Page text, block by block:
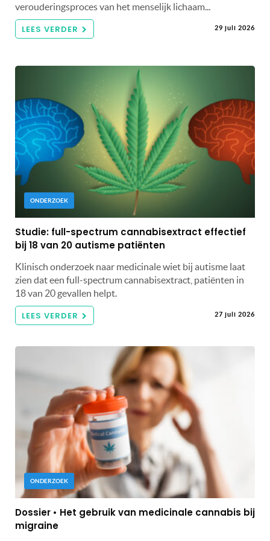
verouderingsproces van het menselijk lichaam...
LEES VERDER 29 juli 2026
ONDERZOEK
Studie: full-spectrum cannabisextract effectief
bij 18 van 20 autisme patiënten
Klinisch onderzoek naar medicinale wiet bij autisme laat
zien dat een full-spectrum cannabisextract, patiënten in
18 van 20 gevallen helpt.
LEES VERDER 27 juli 2026
ONDERZOEK
Dossier • Het gebruik van medicinale cannabis bij
migraine